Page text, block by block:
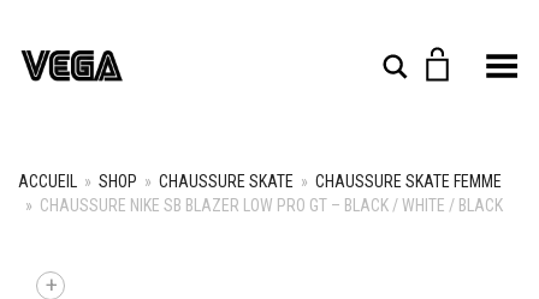
Rechercher
Toggle Menu
ACCUEIL » SHOP » CHAUSSURE SKATE » CHAUSSURE SKATE FEMME
» CHAUSSURE NIKE SB BLAZER LOW PRO GT – BLACK / WHITE / BLACK
+